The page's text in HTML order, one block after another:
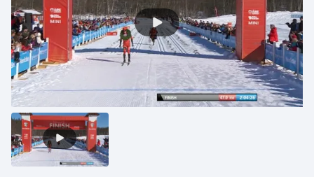
Moderní pětiboj
Motorsport
Olympijské hry
Parasport
Plavání